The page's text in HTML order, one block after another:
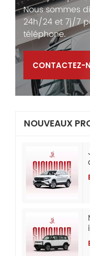
Nous sommes
24h/24 et 7j/7
téléphone.
CONTACTEZ-
NOUVEAUX